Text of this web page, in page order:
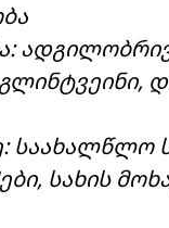
საახალწლო
სახის